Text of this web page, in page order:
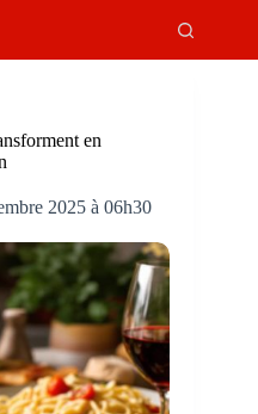
en
2025 à 06h30